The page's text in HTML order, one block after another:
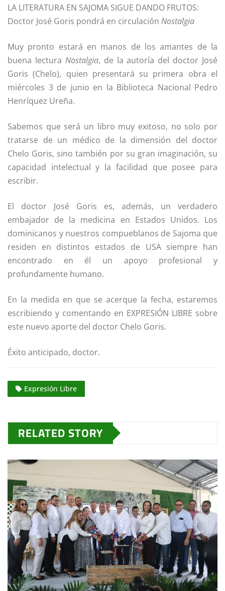
LA LITERATURA EN SAJOMA SIGUE DANDO FRUTOS:
Doctor José Goris pondrá en circulación Nostalgia
Muy pronto estará en manos de los amantes de la
buena lectura Nostalgia, de la autoría del doctor José
Goris (Chelo), quien presentará su primera obra el
miércoles 3 de junio en la Biblioteca Nacional Pedro
Henríquez Ureña.
Sabemos que será un libro muy exitoso, no solo por
tratarse de un médico de la dimensión del doctor
Chelo Goris, sino también por su gran imaginación, su
capacidad intelectual y la facilidad que posee para
escribir.
El doctor José Goris es, además, un verdadero
embajador de la medicina en Estados Unidos. Los
dominicanos y nuestros compueblanos de Sajoma que
residen en distintos estados de USA siempre han
encontrado en él un apoyo profesional y
profundamente humano.
En la medida en que se acerque la fecha, estaremos
escribiendo y comentando en EXPRESIÓN LIBRE sobre
este nuevo aporte del doctor Chelo Goris.
Éxito anticipado, doctor.
Expresión Libre
RELATED STORY